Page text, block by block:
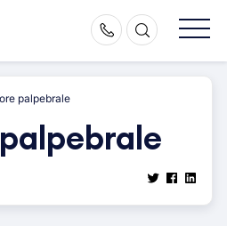
palpebrale